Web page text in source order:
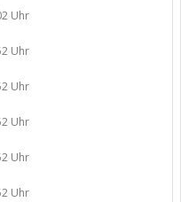
Uhr
Uhr
Uhr
Uhr
Uhr
Uhr